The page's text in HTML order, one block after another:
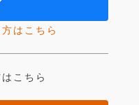
はこちら
こちら